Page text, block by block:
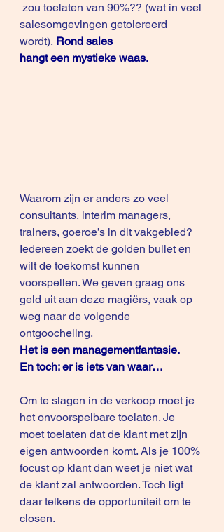
zou toelaten van 90%?? (wat in veel
salesomgevingen getolereerd
wordt). Rond sales
hangt een mystieke waas.
Waarom zijn er anders zo veel
consultants, interim managers,
trainers, goeroe’s in dit vakgebied?
Iedereen zoekt de golden bullet en
wilt de toekomst kunnen
voorspellen. We geven graag ons
geld uit aan deze magiërs, vaak op
weg naar de volgende
ontgoocheling.
Het is een managementfantasie.
En toch: er is iets van waar…
Om te slagen in de verkoop moet je
het onvoorspelbare toelaten. Je
moet toelaten dat de klant met zijn
eigen antwoorden komt. Als je 100%
focust op klant dan weet je niet wat
de klant zal antwoorden. Toch ligt
daar telkens de opportuniteit om te
closen.